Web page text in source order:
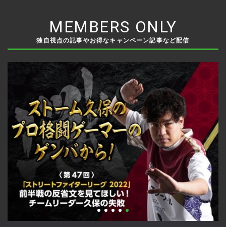
MEMBERS ONLY
独自視点の記事やお得なキャンペーン記事など配信